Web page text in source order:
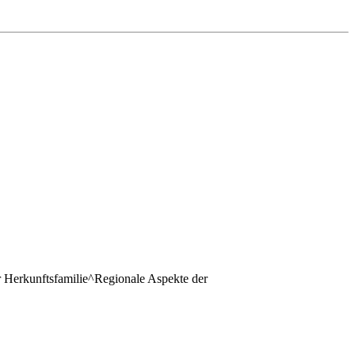
Aspekte der